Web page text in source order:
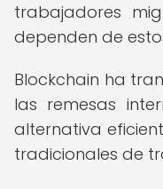
trabajadores
dependen de
Blockchain ha
las remesas
alternativa
tradicionales de